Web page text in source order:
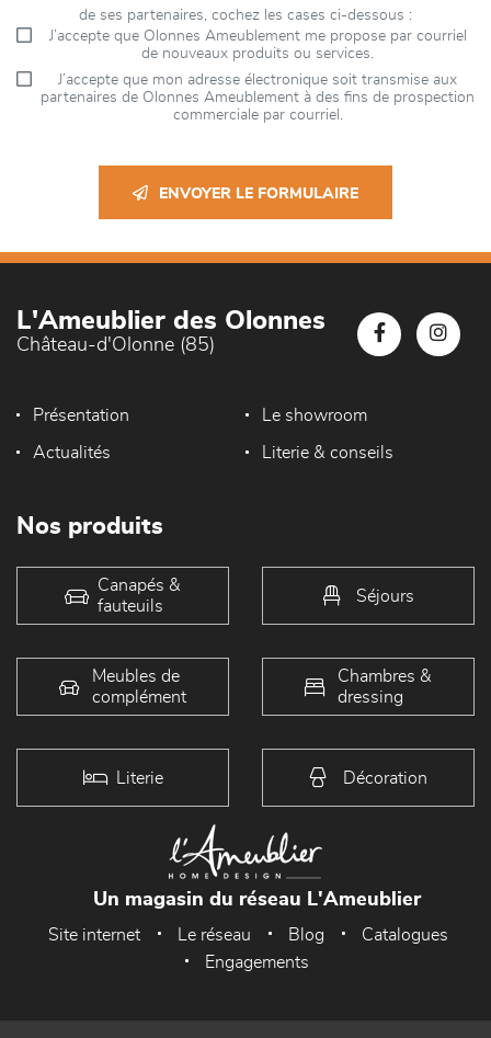
de ses partenaires, cochez les cases ci-dessous :
J’accepte que Olonnes Ameublement me propose par courriel
de nouveaux produits ou services.
J’accepte que mon adresse électronique soit transmise aux
partenaires de Olonnes Ameublement à des fins de prospection
commerciale par courriel.
ENVOYER LE FORMULAIRE
L'Ameublier des Olonnes
Château-d'Olonne (85)
Présentation Le showroom
Actualités Literie & conseils
Nos produits
Canapés &
fauteuils
Séjours
Meubles de
complément
Chambres &
dressing
Literie Décoration
Un magasin du réseau L'Ameublier
Site internet Le réseau Blog
Catalogues
Engagements